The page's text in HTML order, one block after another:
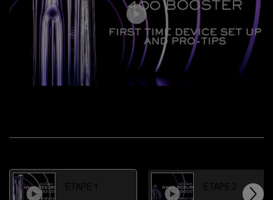
ÉTAPE 1 ÉTAPE 2